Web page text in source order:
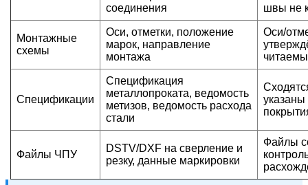
соединения
швы не
Монтажные
схемы
Оси, отметки, положение
марок, направление
монтажа
Оси/
читаемы
Спецификации
Спецификация
металлопроката, ведомость
метизов, ведомость расхода
стали
указаны
Файлы ЧПУ
DSTV/DXF на сверление и
резку, данные маркировки
Файлы